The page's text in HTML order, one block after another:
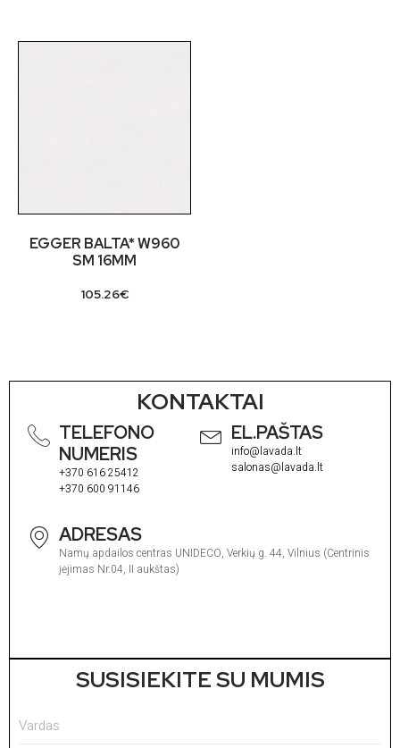
EGGER BALTA* W960
SM 16MM
105.26€
KONTAKTAI
TELEFONO
NUMERIS
+370 616 25412
+370 600 91146
EL.PAŠTAS
info@lavada.lt
salonas@lavada.lt
ADRESAS
Namų apdailos centras UNIDECO, Verkių g. 44, Vilnius (Centrinis
įėjimas Nr.04, II aukštas)
SUSISIEKITE SU MUMIS